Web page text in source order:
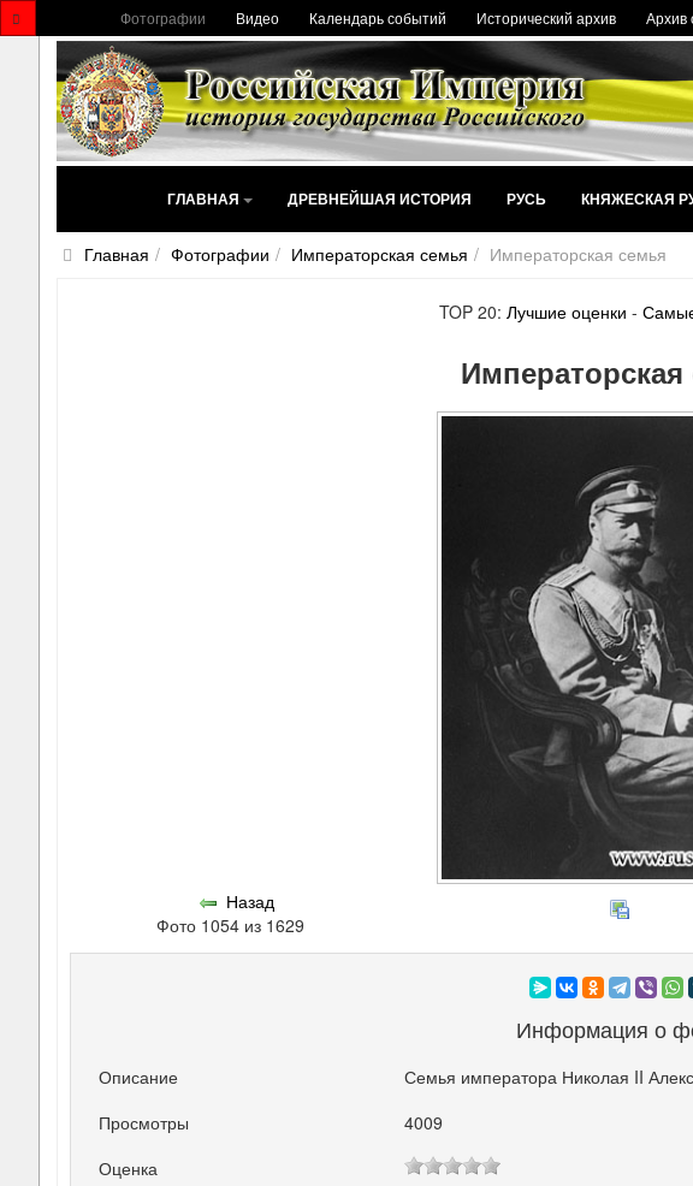
Фотографии Видео Календарь событий Исторический архив Архив
ГЛАВНАЯ ДРЕВНЕЙШАЯ ИСТОРИЯ РУСЬ КНЯЖЕСКАЯ
Главная Фотографии Императорская семья Императорская семья
TOP 20:Лучшие оценки -
Назад
Фото 1054 из 1629
Информация о
Описание
Семья императора Николая II
Просмотры
4009
Оценка